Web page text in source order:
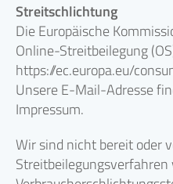
Streitschlichtung
Die Europäische
Online-Streitbeilegung
https://ec.europa.eu/
Unsere E-Mail-Adresse
Impressum.
Wir sind nicht bereit oder
Streitbeilegungsverfahren